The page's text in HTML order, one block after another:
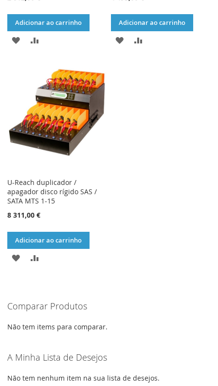
Adicionar ao carrinho
ADICIONAR
DESEJOS
COMPARAÇÃO
Adicionar ao carrinho
ADICIONAR
U-Reach duplicador /
apagador disco rígido SAS /
SATA MTS 1-15
8 311,00 €
Adicionar ao carrinho
ADICIONAR
DE
DESEJOS
Comparar Produtos
Não tem items para comparar.
A Minha Lista de Desejos
Não tem nenhum item na sua lista de desejos.